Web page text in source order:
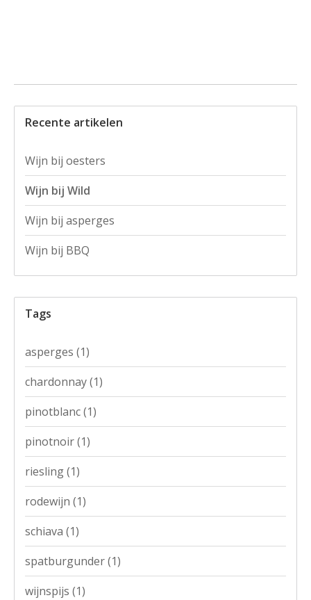
Recente artikelen
Wijn bij oesters
Wijn bij Wild
Wijn bij asperges
Wijn bij BBQ
Tags
asperges (1)
chardonnay(1)
pinotblanc(1)
pinotnoir(1)
riesling(1)
rodewijn (1)
schiava (1)
spatburgunder(1)
wijnspijs (1)